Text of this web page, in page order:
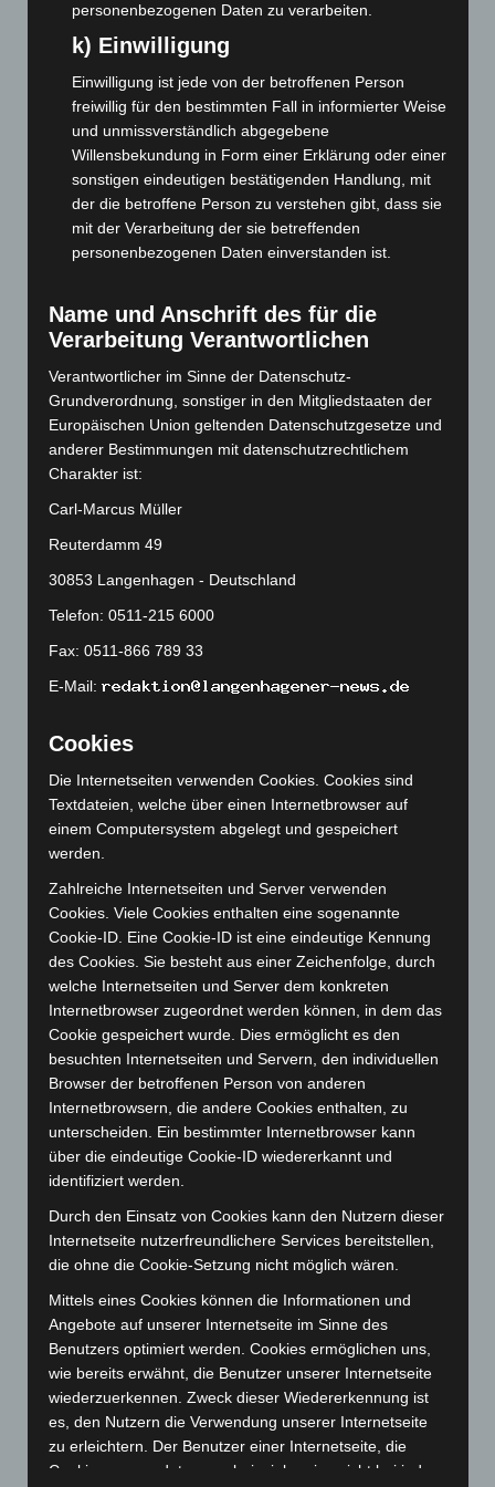
Februar 2026
Januar 2026(122)
Dezember 2025(103)
November 2025(114)
Oktober 2025(112)
September 2025(93)
August 2025(90)
Juli 2025(90)
Mai 2025(112)
März 2025(111)
Februar 2025(96)
Januar 2025(88)
November 2024(94)
Oktober 2024(93)
September 2024(112)
August 2024(107)
Juli 2024(89)
Juni 2024(107)
April 2024(102)
März 2024(103)
Februar 2024
(103)
Januar 2024
Dezember 2023(130)
November 2023 (130)
Oktober 2023
(114)
September 2023(133)
August 2023(134)
Juli 2023(118)
Juni 2023(142)
Mai 2023(139)
April 2023 (155)
März 2023(174)
Februar 2023(154)
Januar 2023(140)
November 2022(167)
Oktober 2022(166)
September 2022(205)
August 2022(166)
Juli 2022(133)
personenbezogenen Daten zu verarbeiten.
k) Einwilligung
Einwilligung ist jede von der betroffenen Person
freiwillig für den bestimmten Fall in informierter Weise
und unmissverständlich abgegebene
Willensbekundung in Form einer Erklärung oder einer
sonstigen eindeutigen bestätigenden Handlung, mit
der die betroffene Person zu verstehen gibt, dass sie
mit der Verarbeitung der sie betreffenden
personenbezogenen Daten einverstanden ist.
Name und Anschrift des für die
Verarbeitung Verantwortlichen
Verantwortlicher im Sinne der Datenschutz-
Grundverordnung, sonstiger in den Mitgliedstaaten der
Europäischen Union geltenden Datenschutzgesetze und
anderer Bestimmungen mit datenschutzrechtlichem
Charakter ist:
Carl-Marcus Müller
Reuterdamm 49
30853 Langenhagen - Deutschland
Telefon: 0511-215 6000
Fax: 0511-866 789 33
E-Mail:
Cookies
Die Internetseiten verwenden Cookies. Cookies sind
Textdateien, welche über einen Internetbrowser auf
einem Computersystem abgelegt und gespeichert
werden.
Zahlreiche Internetseiten und Server verwenden
Cookies. Viele Cookies enthalten eine sogenannte
Cookie-ID. Eine Cookie-ID ist eine eindeutige Kennung
des Cookies. Sie besteht aus einer Zeichenfolge, durch
welche Internetseiten und Server dem konkreten
Internetbrowser zugeordnet werden können, in dem das
Cookie gespeichert wurde. Dies ermöglicht es den
besuchten Internetseiten und Servern, den individuellen
Browser der betroffenen Person von anderen
Internetbrowsern, die andere Cookies enthalten, zu
unterscheiden. Ein bestimmter Internetbrowser kann
über die eindeutige Cookie-ID wiedererkannt und
identifiziert werden.
Durch den Einsatz von Cookies kann den Nutzern dieser
Internetseite nutzerfreundlichere Services bereitstellen,
die ohne die Cookie-Setzung nicht möglich wären.
Mittels eines Cookies können die Informationen und
Angebote auf unserer Internetseite im Sinne des
Benutzers optimiert werden. Cookies ermöglichen uns,
wie bereits erwähnt, die Benutzer unserer Internetseite
wiederzuerkennen. Zweck dieser Wiedererkennung ist
es, den Nutzern die Verwendung unserer Internetseite
zu erleichtern. Der Benutzer einer Internetseite, die
Cookies verwendet, muss beispielsweise nicht bei jedem